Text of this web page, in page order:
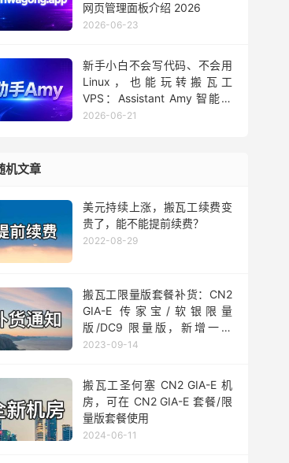
网页管理面板介绍 2026
2026-06-23
新手小白不会写代码、不会用
Linux，也能玩转搬瓦工
VPS：Assistant Amy 智能助
手用法 2026
2026-06-21
机文章
美元持续上涨，搬瓦工续费变
贵了，能不能提前续费？
2022-08-29
搬瓦工限量版套餐补货：CN2
GIA-E 传家宝/软银限量
版/DC9 限量版，新增一款
FREEDOM PLAN 限量版
2023-09-14
搬瓦工圣何塞 CN2 GIA-E 机
房，可在 CN2 GIA-E 套餐/限
量版套餐使用
2024-06-11